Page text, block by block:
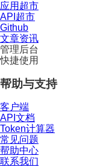
应用超市
API超市
Github
文章资讯
管理后台
快捷使用
帮助与支持
客户端
API文档
Token计算器
常见问题
帮助中心
联系我们